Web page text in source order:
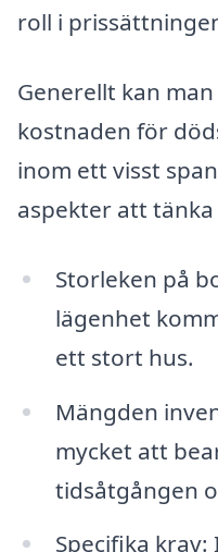
roll i
Generellt kan
kostnaden för
inom ett visst
aspekter att tänka
Storleken på
lägenhet
ett stort hus.
Mängden
mycket att
tidsåtgången
Specifika